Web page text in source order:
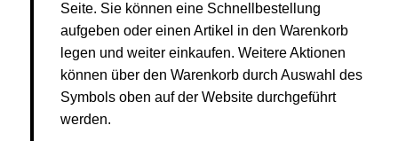
Seite. Sie können eine Schnellbestellung
aufgeben oder einen Artikel in den Warenkorb
legen und weiter einkaufen. Weitere Aktionen
können über den Warenkorb durch Auswahl des
Symbols oben auf der Website durchgeführt
werden.